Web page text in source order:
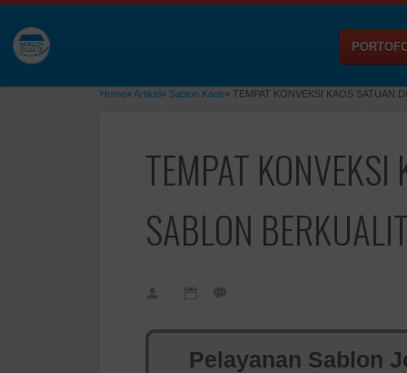
Home»Artikel» Sablon Kaos» TEMPAT KONVEKSI KAOS SATUAN
TEMPAT
SABLON
Pelayanan Sablon